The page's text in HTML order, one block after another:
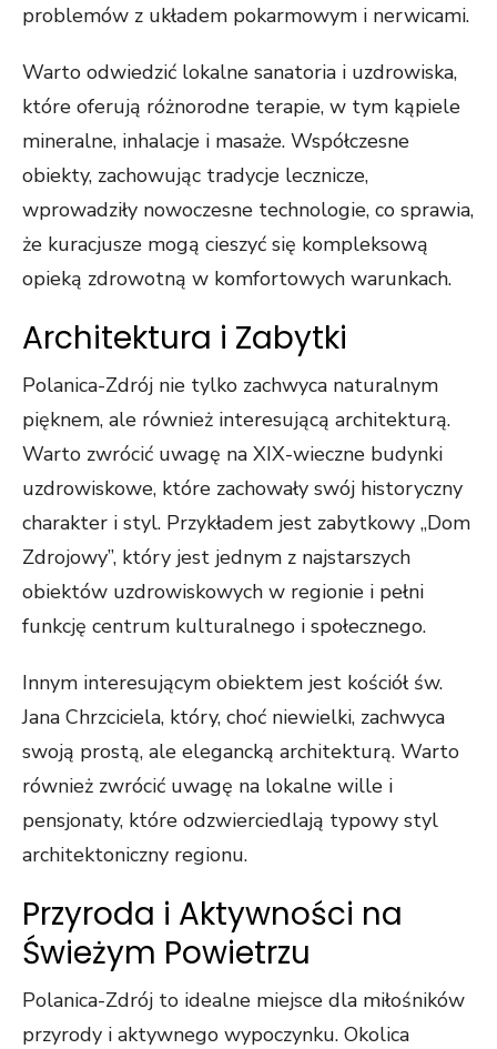
problemów z układem pokarmowym i nerwicami.
Warto odwiedzić lokalne sanatoria i uzdrowiska,
które oferują różnorodne terapie, w tym kąpiele
mineralne, inhalacje i masaże. Współczesne
obiekty, zachowując tradycje lecznicze,
wprowadziły nowoczesne technologie, co sprawia,
że kuracjusze mogą cieszyć się kompleksową
opieką zdrowotną w komfortowych warunkach.
Architektura i Zabytki
Polanica-Zdrój nie tylko zachwyca naturalnym
pięknem, ale również interesującą architekturą.
Warto zwrócić uwagę na XIX-wieczne budynki
uzdrowiskowe, które zachowały swój historyczny
charakter i styl. Przykładem jest zabytkowy „Dom
Zdrojowy”, który jest jednym z najstarszych
obiektów uzdrowiskowych w regionie i pełni
funkcję centrum kulturalnego i społecznego.
Innym interesującym obiektem jest kościół św.
Jana Chrzciciela, który, choć niewielki, zachwyca
swoją prostą, ale elegancką architekturą. Warto
również zwrócić uwagę na lokalne wille i
pensjonaty, które odzwierciedlają typowy styl
architektoniczny regionu.
Przyroda i Aktywności na
Świeżym Powietrzu
Polanica-Zdrój to idealne miejsce dla miłośników
przyrody i aktywnego wypoczynku. Okolica